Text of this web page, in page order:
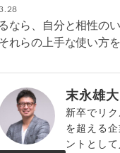
なら、自分と相性の
れらの上手な使い方
末永雄大
新卒でリ
を超える
ントとし